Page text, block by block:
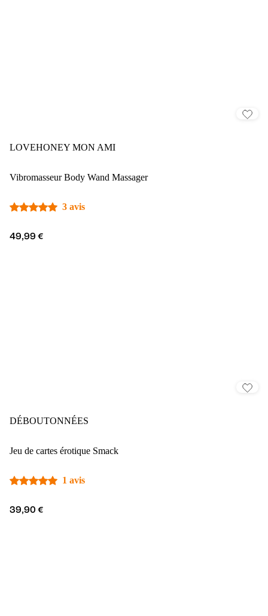
LOVEHONEY MON AMI
Vibromasseur Body Wand Massager
3 avis
49,99 €
DÉBOUTONNÉES
Jeu de cartes érotique Smack
1 avis
39,90 €